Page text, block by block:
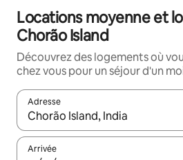
Locations moyenne et
Chorão Island
Découvrez des logements où
chez vous pour un séjour d'un
Adresse
Lorsque les résultats s'affichent,
Arrivée